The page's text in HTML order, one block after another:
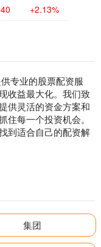
+2.13%
专业的股票配资服
收益最大化。我们致
供灵活的资金方案和
住每一个投资机会。
到适合自己的配资解
集团